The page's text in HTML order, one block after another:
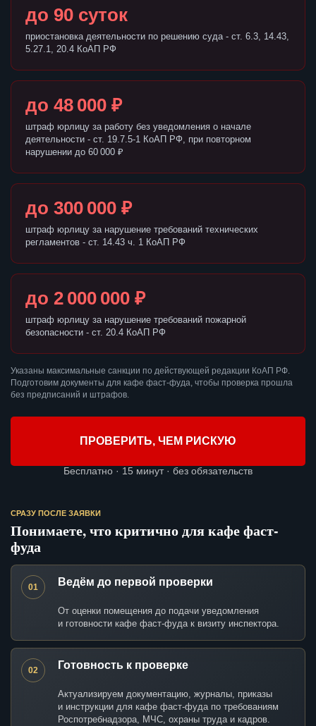
до 90 суток
приостановка деятельности по решению суда - ст. 6.3, 14.43,
5.27.1, 20.4 КоАП РФ
до 48 000 ₽
штраф юрлицу за работу без уведомления о начале
деятельности - ст. 19.7.5-1 КоАП РФ, при повторном
нарушении до 60 000 ₽
до 300 000 ₽
штраф юрлицу за нарушение требований технических
регламентов - ст. 14.43 ч. 1 КоАП РФ
до 2 000 000 ₽
штраф юрлицу за нарушение требований пожарной
безопасности - ст. 20.4 КоАП РФ
Указаны максимальные санкции по действующей редакции КоАП РФ.
Подготовим документы для кафе фаст-фуда, чтобы проверка прошла
без предписаний и штрафов.
ПРОВЕРИТЬ, ЧЕМ РИСКУЮ
Бесплатно · 15 минут · без обязательств
СРАЗУ ПОСЛЕ ЗАЯВКИ
Понимаете, что критично для кафе фаст-
фуда
01 Ведём до первой проверки
От оценки помещения до подачи уведомления
и готовности кафе фаст-фуда к визиту инспектора.
02 Готовность к проверке
Актуализируем документацию, журналы, приказы
и инструкции для кафе фаст-фуда по требованиям
Роспотребнадзора, МЧС, охраны труда и кадров.